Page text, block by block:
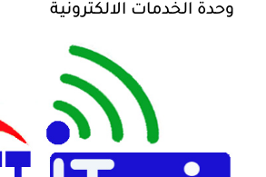
وحدة الخدمات الالكترونية